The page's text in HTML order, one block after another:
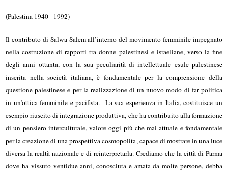
(Palestina 1940 - 1992)
Il contributo di Salwa Salem all’interno del movimento femminile impegnato
nella costruzione di rapporti tra donne palestinesi e israeliane, verso la fine
degli anni ottanta, con la sua peculiarità di intellettuale esule palestinese
inserita nella società italiana, è fondamentale per la comprensione della
questione palestinese e per la realizzazione di un nuovo modo di far politica
in un’ottica femminile e pacifista. La sua esperienza in Italia, costituisce un
esempio riuscito di integrazione produttiva, che ha contribuito alla formazione
di un pensiero interculturale, valore oggi più che mai attuale e fondamentale
per la creazione di una prospettiva cosmopolita, capace di mostrare in una luce
diversa la realtà nazionale e di reinterpretarla. Crediamo che la città di Parma
dove ha vissuto ventidue anni, conosciuta e amata da molte persone, debba